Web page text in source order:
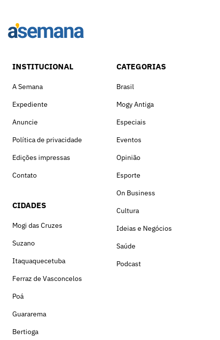
INSTITUCIONAL
A Semana
Expediente
Anuncie
Política de privacidade
Edições impressas
Contato
CIDADES
Mogi das Cruzes
Suzano
Itaquaquecetuba
Ferraz de Vasconcelos
Poá
Guararema
Bertioga
CATEGORIAS
Brasil
Mogy Antiga
Especiais
Eventos
Opinião
Esporte
On Business
Cultura
Ideias e Negócios
Saúde
Podcast